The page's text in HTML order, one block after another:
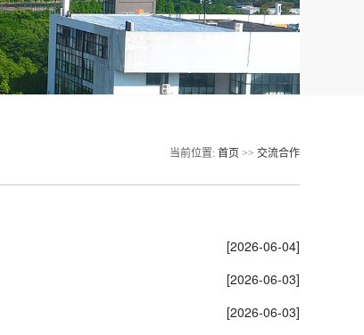
当前位置: 首页 >> 交流合作
[2026-06-04]
[2026-06-03]
[2026-06-03]